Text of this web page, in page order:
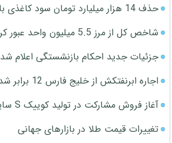
حذف 14 هزار میلیارد تومان سود کاغذی بانک صادرات
شاخص کل از مرز 5.5 میلیون واحد عبور کرد
جزئیات جدید احکام بازنشستگی اعلام شد
اجاره ابرنفتکش از خلیج فارس 12 برابر شد
آغاز فروش مشارکت در تولید کوییک S سایپا از امروز
تغییرات قیمت طلا در بازارهای جهانی